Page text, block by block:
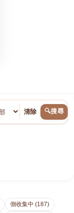
清除 🔍搜尋
側收集中 (187)